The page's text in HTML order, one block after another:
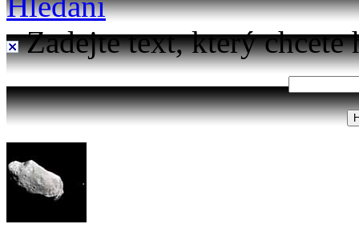
Zadejte text, který chcete